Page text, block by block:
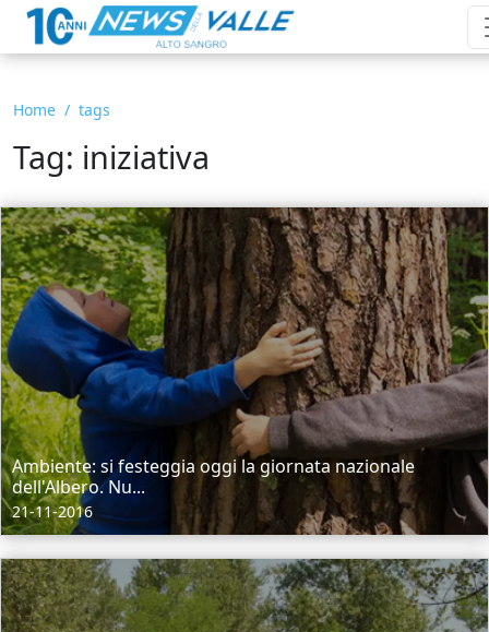
Home tags
Tag: iniziativa
Ambiente: si festeggia oggi la giornata nazionale
dell'Albero. Nu...
21-11-2016